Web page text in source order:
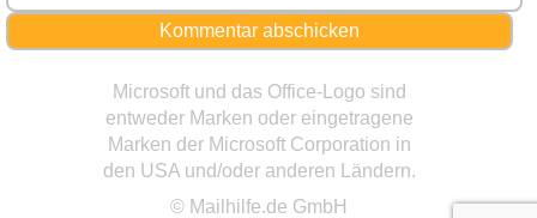
Microsoft und das Office-Logo sind
entweder Marken oder eingetragene
Marken der Microsoft Corporation in
den USA und/oder anderen Ländern.
© Mailhilfe.de GmbH